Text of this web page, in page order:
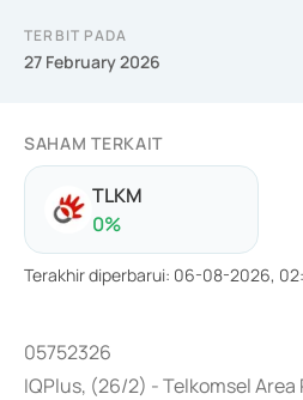
TERBIT PADA
27 February 2026
SAHAM TERKAIT
TLKM
0%
Terakhir diperbarui: 06-08-2026,
05752326
IQPlus, (26/2) - Telkomsel Area